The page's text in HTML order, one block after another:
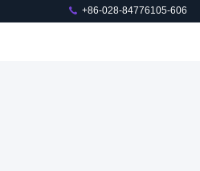
+86-028-84776105-606